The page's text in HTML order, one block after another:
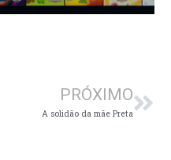
PRÓXIMO
A solidão da mãe Preta